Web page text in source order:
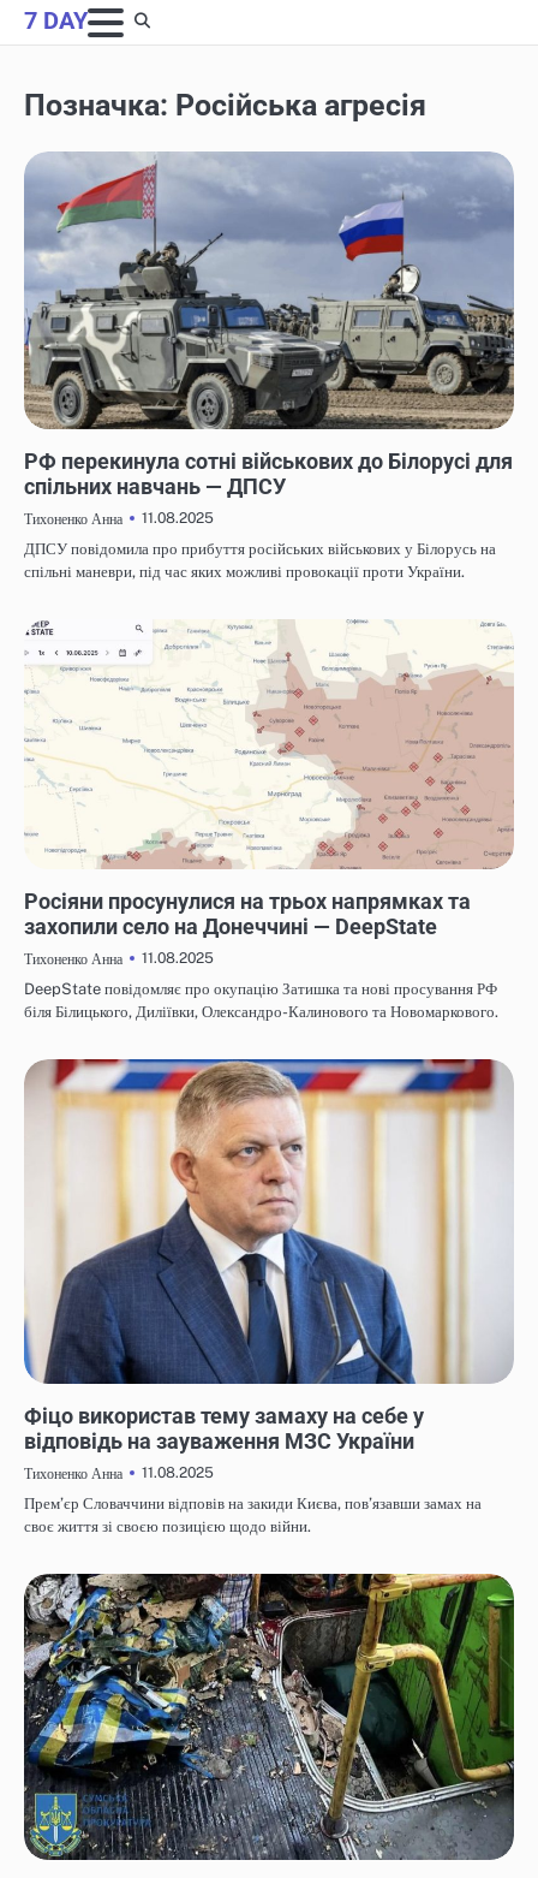
Skip
to
7 DAY
Позначка: Російська агресія
РФ перекинула сотні військових до Білорусі для
спільних навчань — ДПСУ
Тихоненко Анна
11.08.2025
ДПСУ повідомила про прибуття російських військових у Білорусь на
спільні маневри, під час яких можливі провокації проти України.
Росіяни просунулися на трьох напрямках та
захопили село на Донеччині — DeepState
Тихоненко Анна
11.08.2025
DeepState повідомляє про окупацію Затишка та нові просування РФ
біля Білицького, Диліївки, Олександро-Калинового та Новомаркового.
Фіцо використав тему замаху на себе у
відповідь на зауваження МЗС України
Тихоненко Анна
11.08.2025
Прем’єр Словаччини відповів на закиди Києва, пов’язавши замах на
своє життя зі своєю позицією щодо війни.